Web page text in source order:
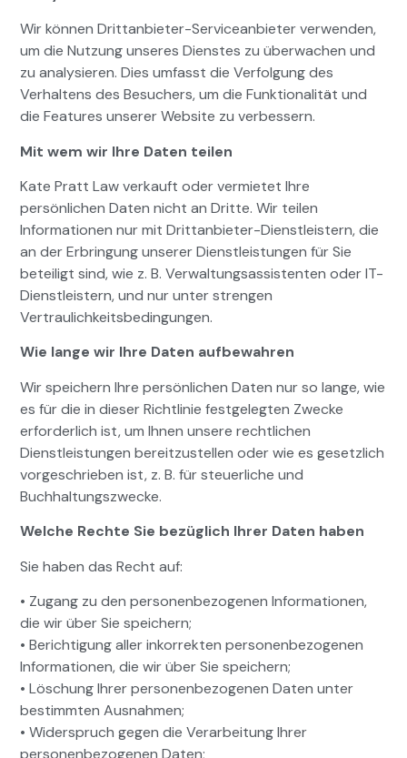
Wir können Drittanbieter-Serviceanbieter verwenden,
um die Nutzung unseres Dienstes zu überwachen und
zu analysieren. Dies umfasst die Verfolgung des
Verhaltens des Besuchers, um die Funktionalität und
die Features unserer Website zu verbessern.
Mit wem wir Ihre Daten teilen
Kate Pratt Law verkauft oder vermietet Ihre
persönlichen Daten nicht an Dritte. Wir teilen
Informationen nur mit Drittanbieter-Dienstleistern, die
an der Erbringung unserer Dienstleistungen für Sie
beteiligt sind, wie z. B. Verwaltungsassistenten oder IT-
Dienstleistern, und nur unter strengen
Vertraulichkeitsbedingungen.
Wie lange wir Ihre Daten aufbewahren
Wir speichern Ihre persönlichen Daten nur so lange, wie
es für die in dieser Richtlinie festgelegten Zwecke
erforderlich ist, um Ihnen unsere rechtlichen
Dienstleistungen bereitzustellen oder wie es gesetzlich
vorgeschrieben ist, z. B. für steuerliche und
Buchhaltungszwecke.
Welche Rechte Sie bezüglich Ihrer Daten haben
Sie haben das Recht auf:
• Zugang zu den personenbezogenen Informationen,
die wir über Sie speichern;
• Berichtigung aller inkorrekten personenbezogenen
Informationen, die wir über Sie speichern;
• Löschung Ihrer personenbezogenen Daten unter
bestimmten Ausnahmen;
• Widerspruch gegen die Verarbeitung Ihrer
personenbezogenen Daten;